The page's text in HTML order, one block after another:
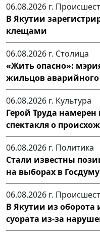
06.08.2026 г.
В Якутии
клещами
06.08.2026 г. Столица
«Жить опасно»:
жильцов
06.08.2026 г. Культура
Герой Труда
спектакля о
06.08.2026 г. Политика
Стали известны
на выборах в Госдуму
06.08.2026 г.
В Якутии из оборота
суората из-за